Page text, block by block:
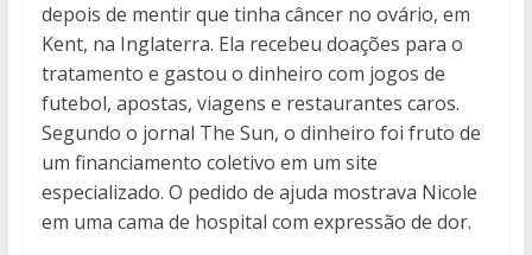
depois de mentir que tinha câncer no ovário, em
Kent, na Inglaterra. Ela recebeu doações para o
tratamento e gastou o dinheiro com jogos de
futebol, apostas, viagens e restaurantes caros.
Segundo o jornal The Sun, o dinheiro foi fruto de
um financiamento coletivo em um site
especializado. O pedido de ajuda mostrava Nicole
em uma cama de hospital com expressão de dor.